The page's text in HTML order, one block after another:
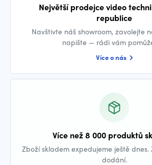
Největší prodejce video
republice
Navštivte náš showroom, zavolejte
napište — rádi vám
Více o nás
Více než 8 000 produktů
Zboží skladem expedujeme ještě
dodání.